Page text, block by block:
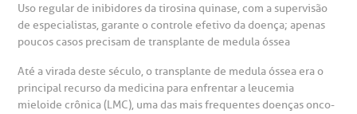
de consultas e exames
SACHospital BP
e Pesquisa
de Oncologia e Hematologia
Uso regular de inibidores da tirosina quinase, com a supervisão
de especialistas, garante o controle efetivo da doença; apenas
poucos casos precisam de transplante de medula óssea
Até a virada deste século, o transplante de medula óssea era o
principal recurso da medicina para enfrentar a leucemia
mieloide crônica (LMC), uma das mais frequentes doenças onco-